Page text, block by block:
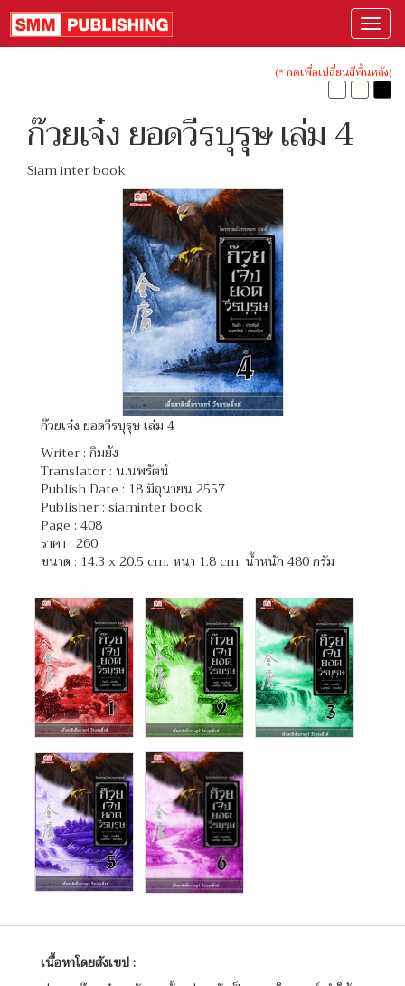
(* กดเพื่อเปลี่ยนสีพื้นหลัง)
ก๊วยเจ๋ง ยอดวีรบุรุษ เล่ม 4
Siam inter book
ก๊วยเจ๋ง ยอดวีรบุรุษ เล่ม 4
Writer : กิมย้ง
Translator : น.นพรัตน์
Publish Date : 18 มิถุนายน 2557
Publisher : siaminter book
Page : 408
ราคา : 260
ขนาด : 14.3 x 20.5 cm. หนา 1.8 cm. น้ำหนัก 480 กรัม
เนื้อหาโดยสังเขป :